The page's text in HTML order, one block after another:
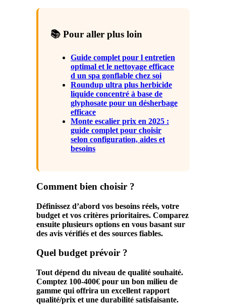
📚 Pour aller plus loin
Guide complet pour l entretien
optimal et le nettoyage efficace
d un spa gonflable chez soi
Roundup ultra plus herbicide
liquide concentré à base de
glyphosate pour un désherbage
efficace
Monte escalier prix en 2025 :
guide complet pour choisir
selon configuration, aides et
besoins
Comment bien choisir ?
Définissez d’abord vos besoins réels, votre
budget et vos critères prioritaires. Comparez
ensuite plusieurs options en vous basant sur
des avis vérifiés et des sources fiables.
Quel budget prévoir ?
Tout dépend du niveau de qualité souhaité.
Comptez 100-400€ pour un bon milieu de
gamme qui offrira un excellent rapport
qualité/prix et une durabilité satisfaisante.